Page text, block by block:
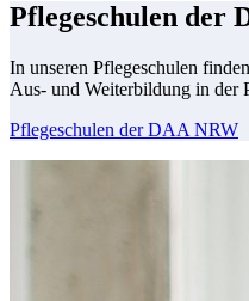
Pflegeschulen der
In unseren Pflegeschulen
Aus- und Weiterbildung in der
Pflegeschulen der DAA NRW